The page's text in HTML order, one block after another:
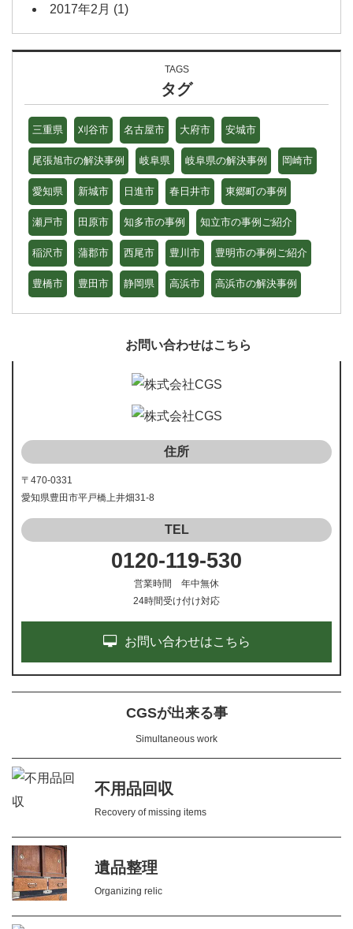
2017年2月 (1)
TAGS
タグ
三重県 刈谷市 名古屋市 大府市 安城市
尾張旭市の解決事例 岐阜県 岐阜県の解決事例 岡崎市
愛知県 新城市 日進市 春日井市 東郷町の事例
瀬戸市 田原市 知多市の事例 知立市の事例ご紹介
稲沢市 蒲郡市 西尾市 豊川市 豊明市の事例ご紹介
豊橋市 豊田市 静岡県 高浜市 高浜市の解決事例
お問い合わせはこちら
住所
〒470-0331
愛知県豊田市平戸橋上井畑31-8
TEL
0120-119-530
営業時間 年中無休
24時間受け付け対応
お問い合わせはこちら
CGSが出来る事
Simultaneous work
不用品回収
Recovery of missing items
遺品整理
Organizing relic